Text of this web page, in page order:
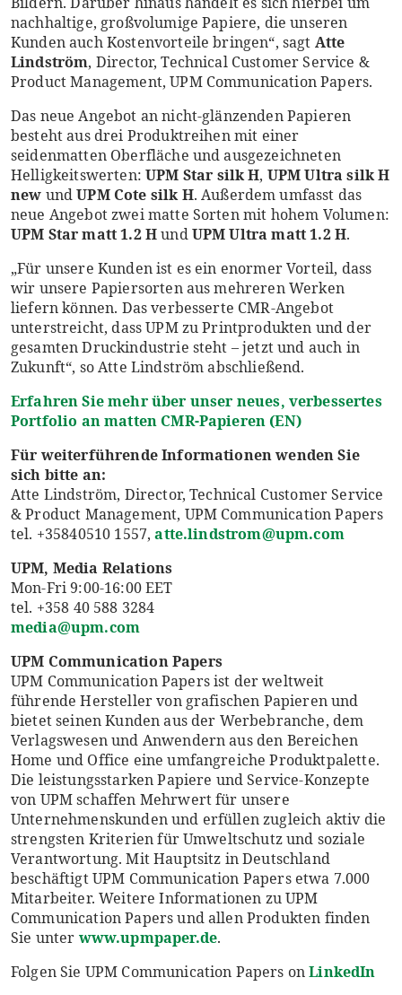
nachhaltige, großvolumige Papiere, die unseren
Kunden auch Kostenvorteile bringen“, sagt Atte
Lindström, Director, Technical Customer Service &
Product Management, UPM Communication Papers.
Das neue Angebot an nicht-glänzenden Papieren
besteht aus drei Produktreihen mit einer
seidenmatten Oberfläche und ausgezeichneten
Helligkeitswerten:UPM Star silkH, UPM UltrasilkH
new undUPM Cote silkH. Außerdem umfasst das
neue Angebot zwei matte Sorten mit hohem Volumen:
UPM Star matt 1.2 HundUPM Ultra matt 1.2 H.
„Für unsere Kunden ist es ein enormer Vorteil, dass
wir unsere Papiersorten aus mehreren Werken
liefern können. Das verbesserte CMR-Angebot
unterstreicht, dass UPM zu Printprodukten und der
gesamten Druckindustrie steht – jetzt und auch in
Zukunft“, so Atte Lindström abschließend.
Erfahren Siemehrüber unser neues, verbessertes
Portfolio an matten CMR-Papieren (EN)
Für weiterführende Informationen wenden Sie
sich bitte an:
Atte Lindström, Director, Technical Customer Service
& Product Management, UPM Communication Papers
tel. +35840510 1557,atte.lindstrom@upm.com
UPM, Media Relations
Mon-Fri 9:00-16:00 EET
tel. +358 40 588 3284
media@upm.com
UPM Communication Papers
UPM Communication Papers ist der weltweit
führende Hersteller von grafischen Papieren und
bietet seinen Kunden aus der Werbebranche, dem
Verlagswesen und Anwendern aus den Bereichen
Home und Office eine umfangreiche Produktpalette.
Die leistungsstarken Papiere und Service-Konzepte
von UPM schaffen Mehrwert für unsere
Unternehmenskunden und erfüllen zugleich aktiv die
strengsten Kriterien für Umweltschutz und soziale
Verantwortung. Mit Hauptsitz in Deutschland
beschäftigt UPM Communication Papers etwa 7.000
Mitarbeiter. Weitere Informationen zu UPM
Communication Papers und allen Produkten finden
Sie unter www.upmpaper.de.
Folgen Sie UPM Communication Papers onLinkedIn